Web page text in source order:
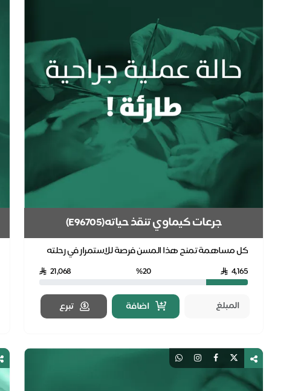
جرعات كيماوي تنقذ حياته(E96705)
كل مساهمة تمنح هذا المسن فرصة للاستمرار في رحلته
العلاجية. بتبرعك، تساعد في توفير جرعات العلاج الكيم...4,165
%20
21,068
اضافة تبرع